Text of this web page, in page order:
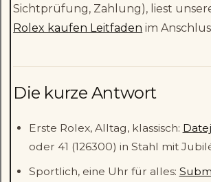
Sichtprüfung, Zahlung), liest
Rolex kaufen Leitfaden im
Die kurze Antwort
Erste Rolex, Alltag, klassisch:
oder 41 (126300) in Stahl mit
Sportlich, eine Uhr für alles: